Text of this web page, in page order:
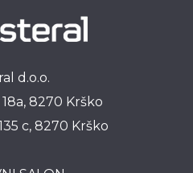
d.o.o.
8270 Krško
c, 8270 Krško